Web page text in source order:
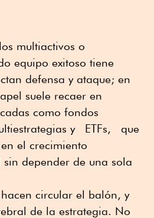
multiactivos o
equipo exitoso tiene
defensa y ataque; en
suele recaer en
como fondos
y
ETFs,
que
el crecimiento
depender de una sola
circular el balón, y
de la estrategia. No